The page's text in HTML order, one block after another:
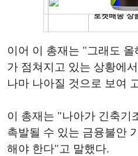
이어 이 총재는 "그래도
가 점쳐지고 있는 상황에
나마 나아질 것으로 보여
이 총재는 "나아가 긴축기
촉발될 수 있는 금융불안
해야 한다"고 말했다.